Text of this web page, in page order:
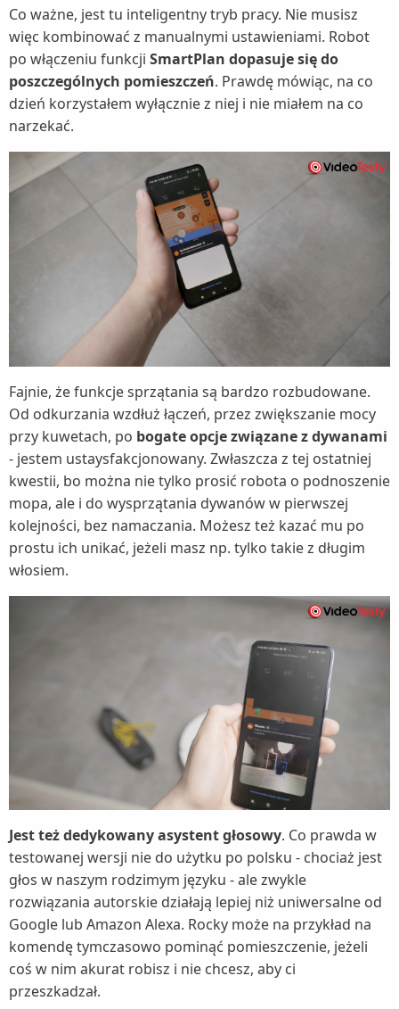
Co ważne, jest tu inteligentny tryb pracy. Nie musisz
więc kombinować z manualnymi ustawieniami. Robot
po włączeniu funkcji SmartPlan dopasuje się do
poszczególnych pomieszczeń. Prawdę mówiąc, na co
dzień korzystałem wyłącznie z niej i nie miałem na co
narzekać.
Fajnie, że funkcje sprzątania są bardzo rozbudowane.
Od odkurzania wzdłuż łączeń, przez zwiększanie mocy
przy kuwetach, po bogate opcje związane z dywanami
- jestem ustaysfakcjonowany. Zwłaszcza z tej ostatniej
kwestii, bo można nie tylko prosić robota o podnoszenie
mopa, ale i do wysprzątania dywanów w pierwszej
kolejności, bez namaczania. Możesz też kazać mu po
prostu ich unikać, jeżeli masz np. tylko takie z długim
włosiem.
Jest też dedykowany asystent głosowy. Co prawda w
testowanej wersji nie do użytku po polsku - chociaż jest
głos w naszym rodzimym języku - ale zwykle
rozwiązania autorskie działają lepiej niż uniwersalne od
Google lub Amazon Alexa. Rocky może na przykład na
komendę tymczasowo pominąć pomieszczenie, jeżeli
coś w nim akurat robisz i nie chcesz, aby ci
przeszkadzał.